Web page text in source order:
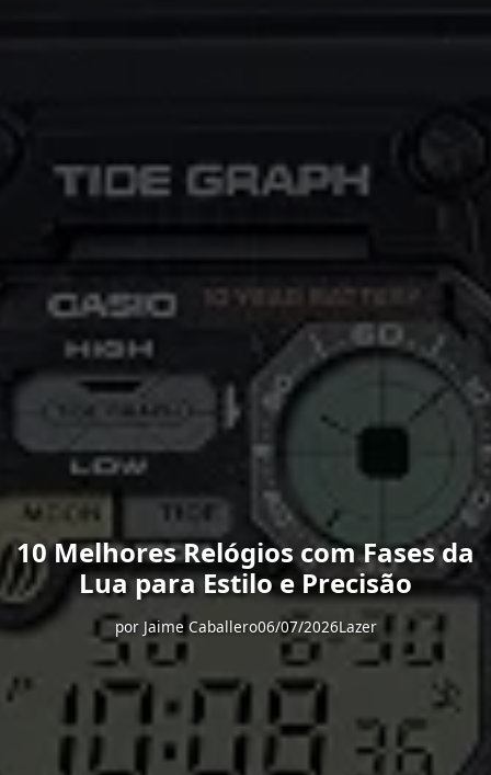
10 Melhores Relógios com Fases da
Lua para Estilo e Precisão
por Jaime Caballero06/07/2026Lazer